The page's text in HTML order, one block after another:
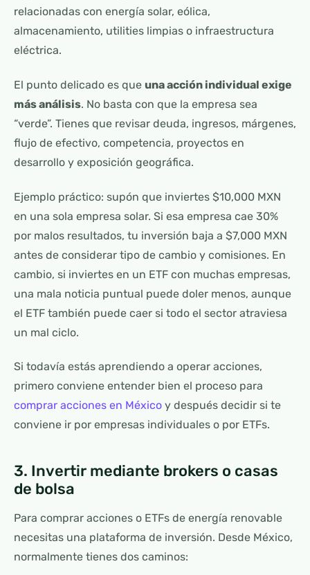
relacionadas con energía solar, eólica,
almacenamiento, utilities limpias o infraestructura
eléctrica.
El punto delicado es que una acción individual exige
más análisis. No basta con que la empresa sea
“verde”. Tienes que revisar deuda, ingresos, márgenes,
flujo de efectivo, competencia, proyectos en
desarrollo y exposición geográfica.
Ejemplo práctico: supón que inviertes $10,000 MXN
en una sola empresa solar. Si esa empresa cae 30%
por malos resultados, tu inversión baja a $7,000 MXN
antes de considerar tipo de cambio y comisiones. En
cambio, si inviertes en un ETF con muchas empresas,
una mala noticia puntual puede doler menos, aunque
el ETF también puede caer si todo el sector atraviesa
un mal ciclo.
Si todavía estás aprendiendo a operar acciones,
primero conviene entender bien el proceso para
comprar acciones en México y después decidir si te
conviene ir por empresas individuales o por ETFs.
3. Invertir mediante brokers o casas
de bolsa
Para comprar acciones o ETFs de energía renovable
necesitas una plataforma de inversión. Desde México,
normalmente tienes dos caminos: